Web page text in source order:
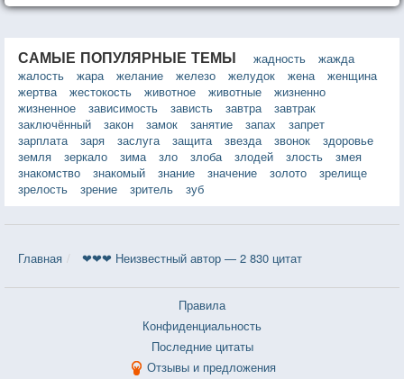
САМЫЕ ПОПУЛЯРНЫЕ ТЕМЫ жадность
жажда
жалость
жара желание железо желудок жена
женщина
жертва
жестокость животное животные
жизненно
жизненное
зависимость зависть завтра
завтрак
заключённый
закон замок занятие запах
запрет
зарплата
заря заслуга защита звезда звонок
здоровье
земля
зеркало зима зло злоба злодей злость
змея
знакомство
знакомый знание значение золото
зрелище
зрелость
зрение зритель зуб
Главная ❤❤❤ Неизвестный автор — 2 830 цитат
Правила
Конфиденциальность
Последние цитаты
Отзывы и предложения